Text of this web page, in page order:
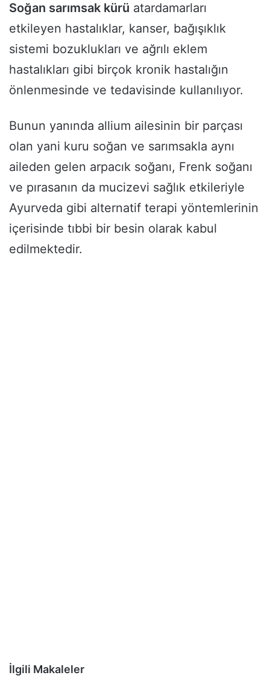
Soğan sarımsak kürü atardamarları
etkileyen hastalıklar, kanser, bağışıklık
sistemi bozuklukları ve ağrılı eklem
hastalıkları gibi birçok kronik hastalığın
önlenmesinde ve tedavisinde kullanılıyor.
Bunun yanında allium ailesinin bir parçası
olan yani kuru soğan ve sarımsakla aynı
aileden gelen arpacık soğanı, Frenk soğanı
ve pırasanın da mucizevi sağlık etkileriyle
Ayurveda gibi alternatif terapi yöntemlerinin
içerisinde tıbbi bir besin olarak kabul
edilmektedir.
İlgili Makaleler